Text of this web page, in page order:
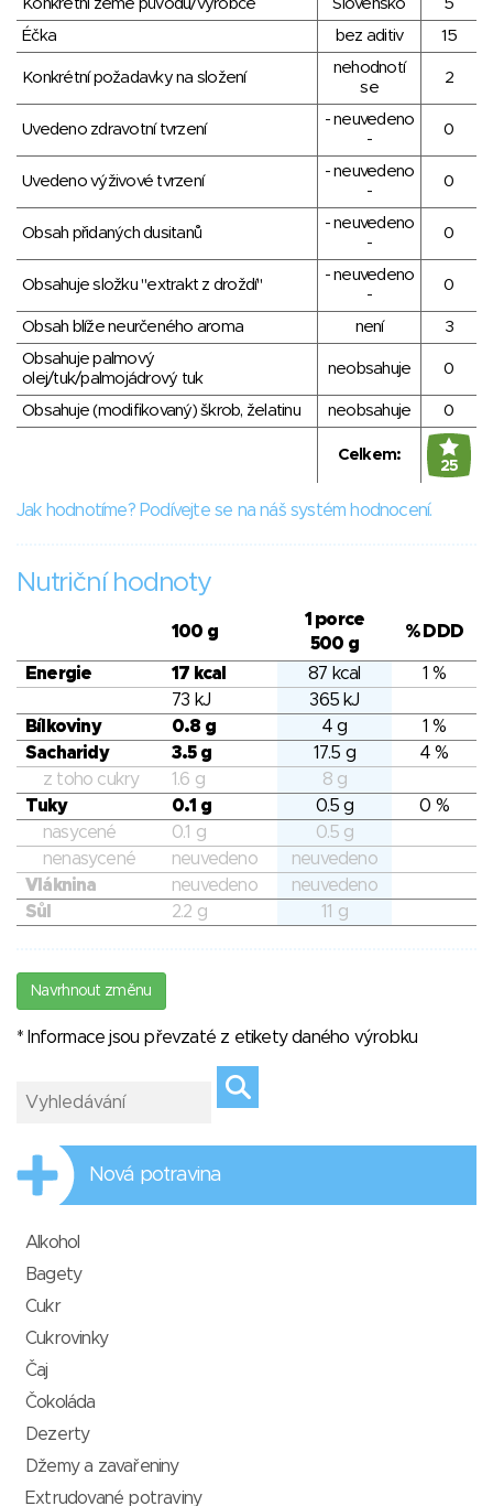
Konkrétní země původu/výrobce Slovensko
5
Éčka
bez aditiv 15
Konkrétní požadavky na složení
nehodnotí
se
2
Uvedeno zdravotní tvrzení
- neuvedeno
-
0
Uvedeno výživové tvrzení
- neuvedeno
-
0
Obsah přidaných dusitanů
- neuvedeno
-
0
Obsahuje složku "extrakt z droždí"
- neuvedeno
-
0
Obsah blíže neurčeného aroma není
3
Obsahuje palmový
olej/tuk/palmojádrový tuk
neobsahuje 0
Obsahuje (modifikovaný) škrob, želatinu neobsahuje 0
Celkem:
25
Jak hodnotíme? Podívejte se na náš systém hodnocení.
Nutriční hodnoty
100 g
1 porce
500 g
% DDD
Energie 17 kcal 87 kcal
1 %
73 kJ
365 kJ
Bílkoviny
0.8 g 4 g
1 %
Sacharidy
3.5 g 17.5 g
4 %
z toho cukry
1.6 g
8 g
Tuky
0.1 g 0.5 g
0 %
nasycené
0.1 g
0.5 g
nenasycené
neuvedeno
neuvedeno
Vláknina
neuvedeno
neuvedeno
Sůl
2.2 g 11 g
Navrhnout změnu
* Informace jsou převzaté z etikety daného výrobku
Nová potravina
Alkohol
Bagety
Cukr
Cukrovinky
Čaj
Čokoláda
Dezerty
Džemy a zavařeniny
Extrudované potraviny